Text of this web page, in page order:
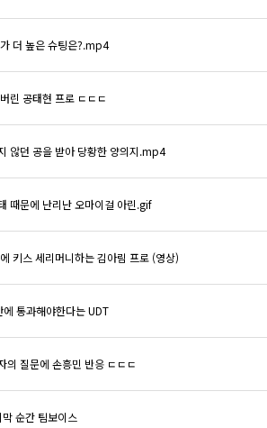
더 높은 슈팅은?.mp4
린 공태현 프로 ㄷㄷㄷ
않던 공을 받아 당황한 양의지.mp4
때문에 난리난 오마이걸 아린.gif
키스 세리머니하는 김아림 프로 (영상)
통과해야한다는 UDT
의 질문에 손흥민 반응 ㄷㄷㄷ
순간 팀보이스